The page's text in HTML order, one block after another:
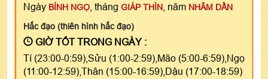
Ngày BÍNH NGỌ , tháng GIÁP THÌN , năm NHÂM DẦN
Hắc đạo (thiên hình hắc đạo)
GIỜ TỐT TRONG NGÀY :
Tí (23:00-0:59),Sửu (1:00-2:59),Mão (5:00-6:59),Ngọ
(11:00-12:59),Thân (15:00-16:59),Dậu (17:00-18:59)